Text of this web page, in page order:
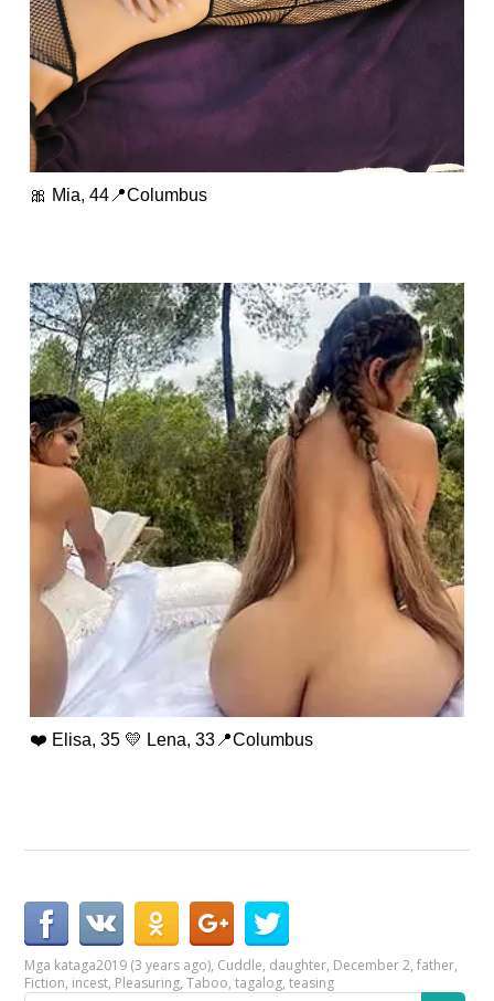
🎀 Mia, 44📍Columbus
❤️ Elisa, 35 💛 Lena, 33📍Columbus
Mga kataga2019 (3 years ago), Cuddle, daughter, December 2,father,
Fiction, incest, Pleasuring,Taboo,tagalog,teasing